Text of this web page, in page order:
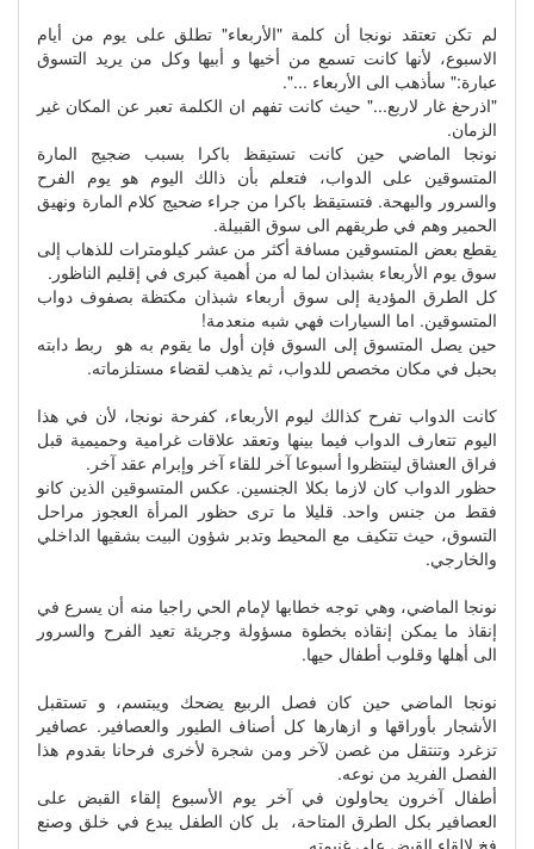
لم تكن تعتقد نونجا أن كلمة "الأربعاء" تطلق على يوم من أيام
الاسبوع، لأنها كانت تسمع من أخيها و أبيها وكل من يريد التسوق
عبارة:" سأذهب الى الأربعاء ...".
"اذرحغ غار لاربع..." حيث كانت تفهم ان الكلمة تعبر عن المكان غير
الزمان.
نونجا الماضي حين كانت تستيقظ باكرا بسبب ضجيج المارة
المتسوقين على الدواب، فتعلم بأن ذالك اليوم هو يوم الفرح
والسرور والبهحة. فتستيقظ باكرا من جراء ضحيج كلام المارة ونهيق
الحمير وهم في طريقهم الى سوق القبيلة.
يقطع بعض المتسوقين مسافة أكثر من عشر كيلومترات للذهاب إلى
سوق يوم الأربعاء بشبذان لما له من أهمية كبرى في إقليم الناظور.
كل الطرق المؤدية إلى سوق أربعاء شبذان مكتظة بصفوف دواب
المتسوقين. اما السيارات فهي شبه منعدمة!
حين يصل المتسوق إلى السوق فإن أول ما يقوم به هو ربط دابته
بحبل في مكان مخصص للدواب، ثم يذهب لقضاء مستلزماته.
كانت الدواب تفرح كذالك ليوم الأربعاء، كفرحة نونجا، لأن في هذا
اليوم تتعارف الدواب فيما بينها وتعقد علاقات غرامية وحميمية قبل
فراق العشاق لينتظروا أسبوعا آخر للقاء آخر وإبرام عقد آخر.
حظور الدواب كان لازما بكلا الجنسين. عكس المتسوقين الذين كانو
فقط من جنس واحد. قليلا ما ترى حظور المرأة العجوز مراحل
التسوق، حيث تتكيف مع المحيط وتدبر شؤون البيت بشقيها الداخلي
والخارجي.
نونجا الماضي، وهي توجه خطابها لإمام الحي راجيا منه أن يسرع في
إنقاذ ما يمكن إنقاذه بخطوة مسؤولة وجريئة تعيد الفرح والسرور
الى أهلها وقلوب أطفال حيها.
نونجا الماضي حين كان فصل الربيع يضحك ويبتسم، و تستقبل
الأشجار بأوراقها و ازهارها كل أصناف الطيور والعصافير. عصافير
تزغرد وتنتقل من غصن لآخر ومن شجرة لأخرى فرحانا بقدوم هذا
الفصل الفريد من نوعه.
أطفال آخرون يحاولون في آخر يوم الأسبوع إلقاء القبض على
العصافير بكل الطرق المتاحة، بل كان الطفل يبدع في خلق وصنع